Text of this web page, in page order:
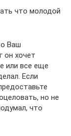
что молодой
Ваш
он хочет
или все еще
Если
но не
что